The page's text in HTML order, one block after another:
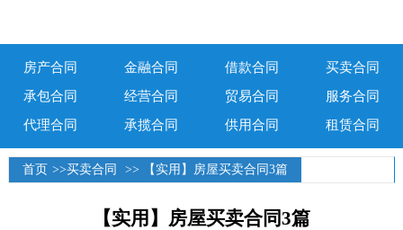
房产合同 金融合同 借款合同
买卖合同
承包合同
经营合同 贸易合同
服务合同
代理合同
承揽合同 供用合同 租赁合同
首页 >>买卖合同 >> 【实用】房屋买卖合同3篇
【实用】房屋买卖合同3篇